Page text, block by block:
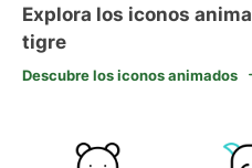
Explora los iconos
tigre
Descubre los iconos animados